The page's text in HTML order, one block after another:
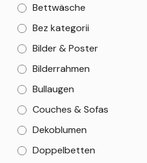
Bettwäsche
Bez kategorii
Bilder & Poster
Bilderrahmen
Bullaugen
Couches & Sofas
Dekoblumen
Doppelbetten